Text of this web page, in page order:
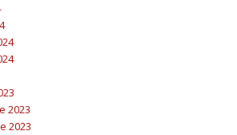
2023
2023